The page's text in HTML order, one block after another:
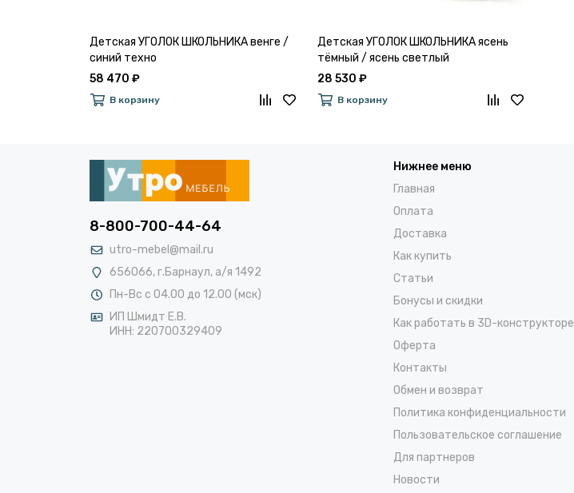
Детская УГОЛОК ШКОЛЬНИКА венге /
синий техно
58 470 ₽
В корзину
Детская УГОЛОК ШКОЛЬНИКА ясень
тёмный / ясень светлый
28 530 ₽
В корзину
8-800-700-44-64
utro-mebel@mail.ru
656066, г.Барнаул, а/я 1492
Пн-Вс с 04.00 до 12.00 (мск)
ИП Шмидт Е.В.
ИНН: 220700329409
Нижнее меню
Главная
Оплата
Доставка
Как купить
Статьи
Бонусы и скидки
Как работать в 3D-конструкторе
Оферта
Контакты
Обмен и возврат
Политика конфиденциальности
Пользовательское соглашение
Для партнеров
Новости